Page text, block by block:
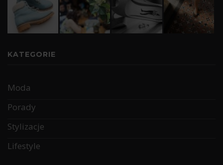
KATEGORIE
Moda
Porady
Stylizacje
Lifestyle